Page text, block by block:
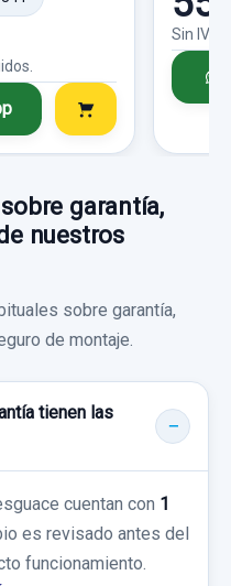
Sin IVA,
garantía,
nuestros
sobre garantía,
de montaje.
tienen las
cuentan con 1
es revisado antes del
funcionamiento.